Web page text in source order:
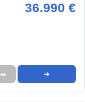
36.990 €
➦ ➜